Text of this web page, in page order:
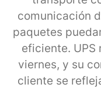
comunicación
paquetes
eficiente. UPS
viernes, y su
cliente se